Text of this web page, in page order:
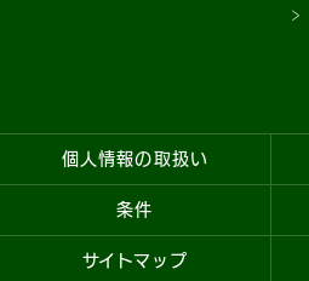
個人情報の取扱い
条件
サイトマップ